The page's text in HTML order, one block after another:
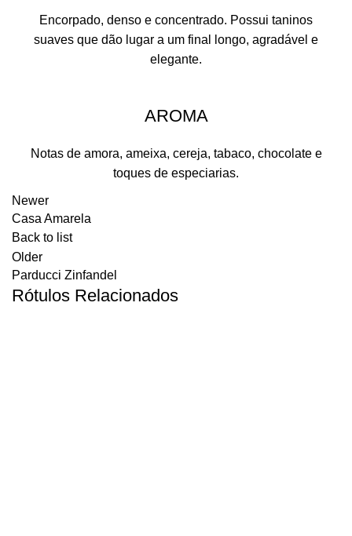
Encorpado, denso e concentrado. Possui taninos
suaves que dão lugar a um final longo, agradável e
elegante.
AROMA
Notas de amora, ameixa, cereja, tabaco, chocolate e
toques de especiarias.
Newer
Casa Amarela
Back to list
Older
Parducci Zinfandel
Rótulos Relacionados